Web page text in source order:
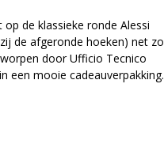
de klassieke ronde Alessi
de afgeronde hoeken) net zo
door Ufficio Tecnico
een mooie cadeauverpakking.